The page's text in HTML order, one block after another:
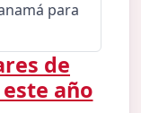
de
año